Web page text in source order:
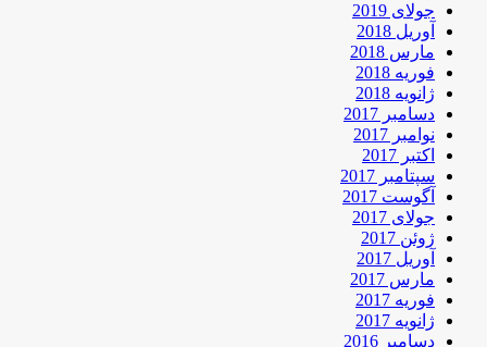
جولای 2019
آوریل 2018
مارس 2018
فوریه 2018
ژانویه 2018
دسامبر 2017
نوامبر 2017
اکتبر 2017
سپتامبر 2017
آگوست 2017
جولای 2017
ژوئن 2017
آوریل 2017
مارس 2017
فوریه 2017
ژانویه 2017
دسامبر 2016